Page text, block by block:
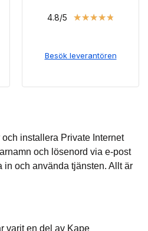
4.8/5 ★★★★★
Besök leverantören
installera Private Internet
och lösenord via e-post
in och använda tjänsten. Allt är
varit en del av Kape